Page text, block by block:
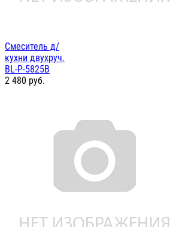
Смеситель д/
кухни двухруч.
BL-P-5825B
2 480 руб.